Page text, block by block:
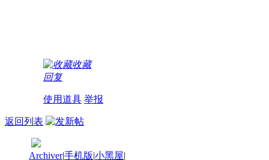
收藏
回复
使用道具 举报
返回列表
Archiver|手机版|小黑屋|